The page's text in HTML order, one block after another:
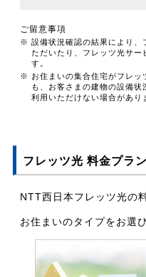
ご留意事項
※ 設備状況確認の結果により、
ただいたり、フレッツ光サー
す。
※ お住まいの集合住宅がフレッ
も、お客さまの建物の設備
利用いただけない場合があり
フレッツ光 料金プラン
NTT西日本フレッツ光の
お住まいのタイプをお選